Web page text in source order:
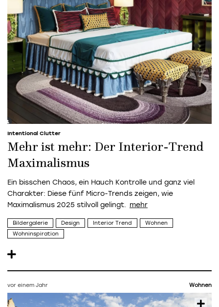
Intentional Clutter
Mehr ist mehr: Der Interior-Trend
Maximalismus
Ein bisschen Chaos, ein Hauch Kontrolle und ganz viel
Charakter: Diese fünf Micro-Trends zeigen, wie
Maximalismus 2025 stilvoll gelingt.
Bildergalerie Design Interior Trend
Wohnen
Wohninspiration
vor einem Jahr Wohnen